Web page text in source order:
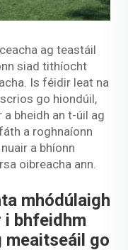
ag teastáil
siad tithíocht
Is féidir leat na
go hiondúil,
bheidh an t-úil ag
a roghnaíonn
a bhíonn
oibreacha ann.
mhódúlaigh
i bhfeidhm
meaitseáil go